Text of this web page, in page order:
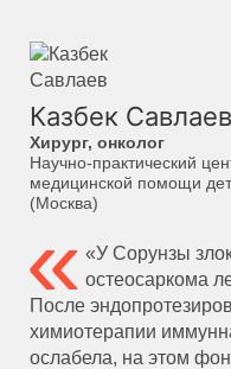
Казбек Савлаев
Хирург, онколог
Научно-практический
медицинской помощи
(Москва)
«У Сорунзы
остеосаркома
После
химиотерапии
ослабела, на этом